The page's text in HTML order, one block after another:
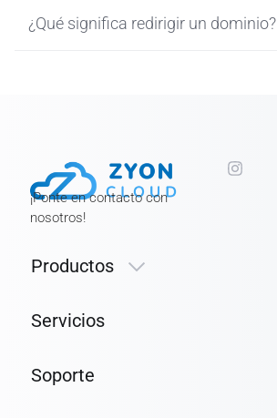
¿Qué significa redirigir un dominio?
¡Ponte en contacto con
nosotros!
Productos
Servicios
Soporte